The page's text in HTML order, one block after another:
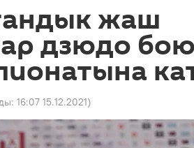
жаш
дзюдо
16:07 15.12.2021)